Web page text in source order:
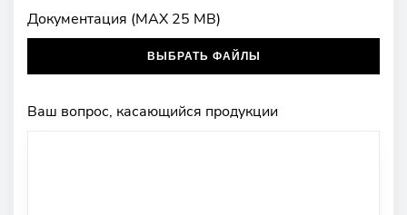
Документация (MAX 25 MB)
ВЫБРАТЬ ФАЙЛЫ
Ваш вопрос, касающийся продукции